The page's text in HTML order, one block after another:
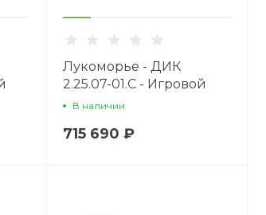
Лукоморье - ДИК
2.25.07-01.С - Игровой
комплекс H=1200
В наличии
715 690 ₽